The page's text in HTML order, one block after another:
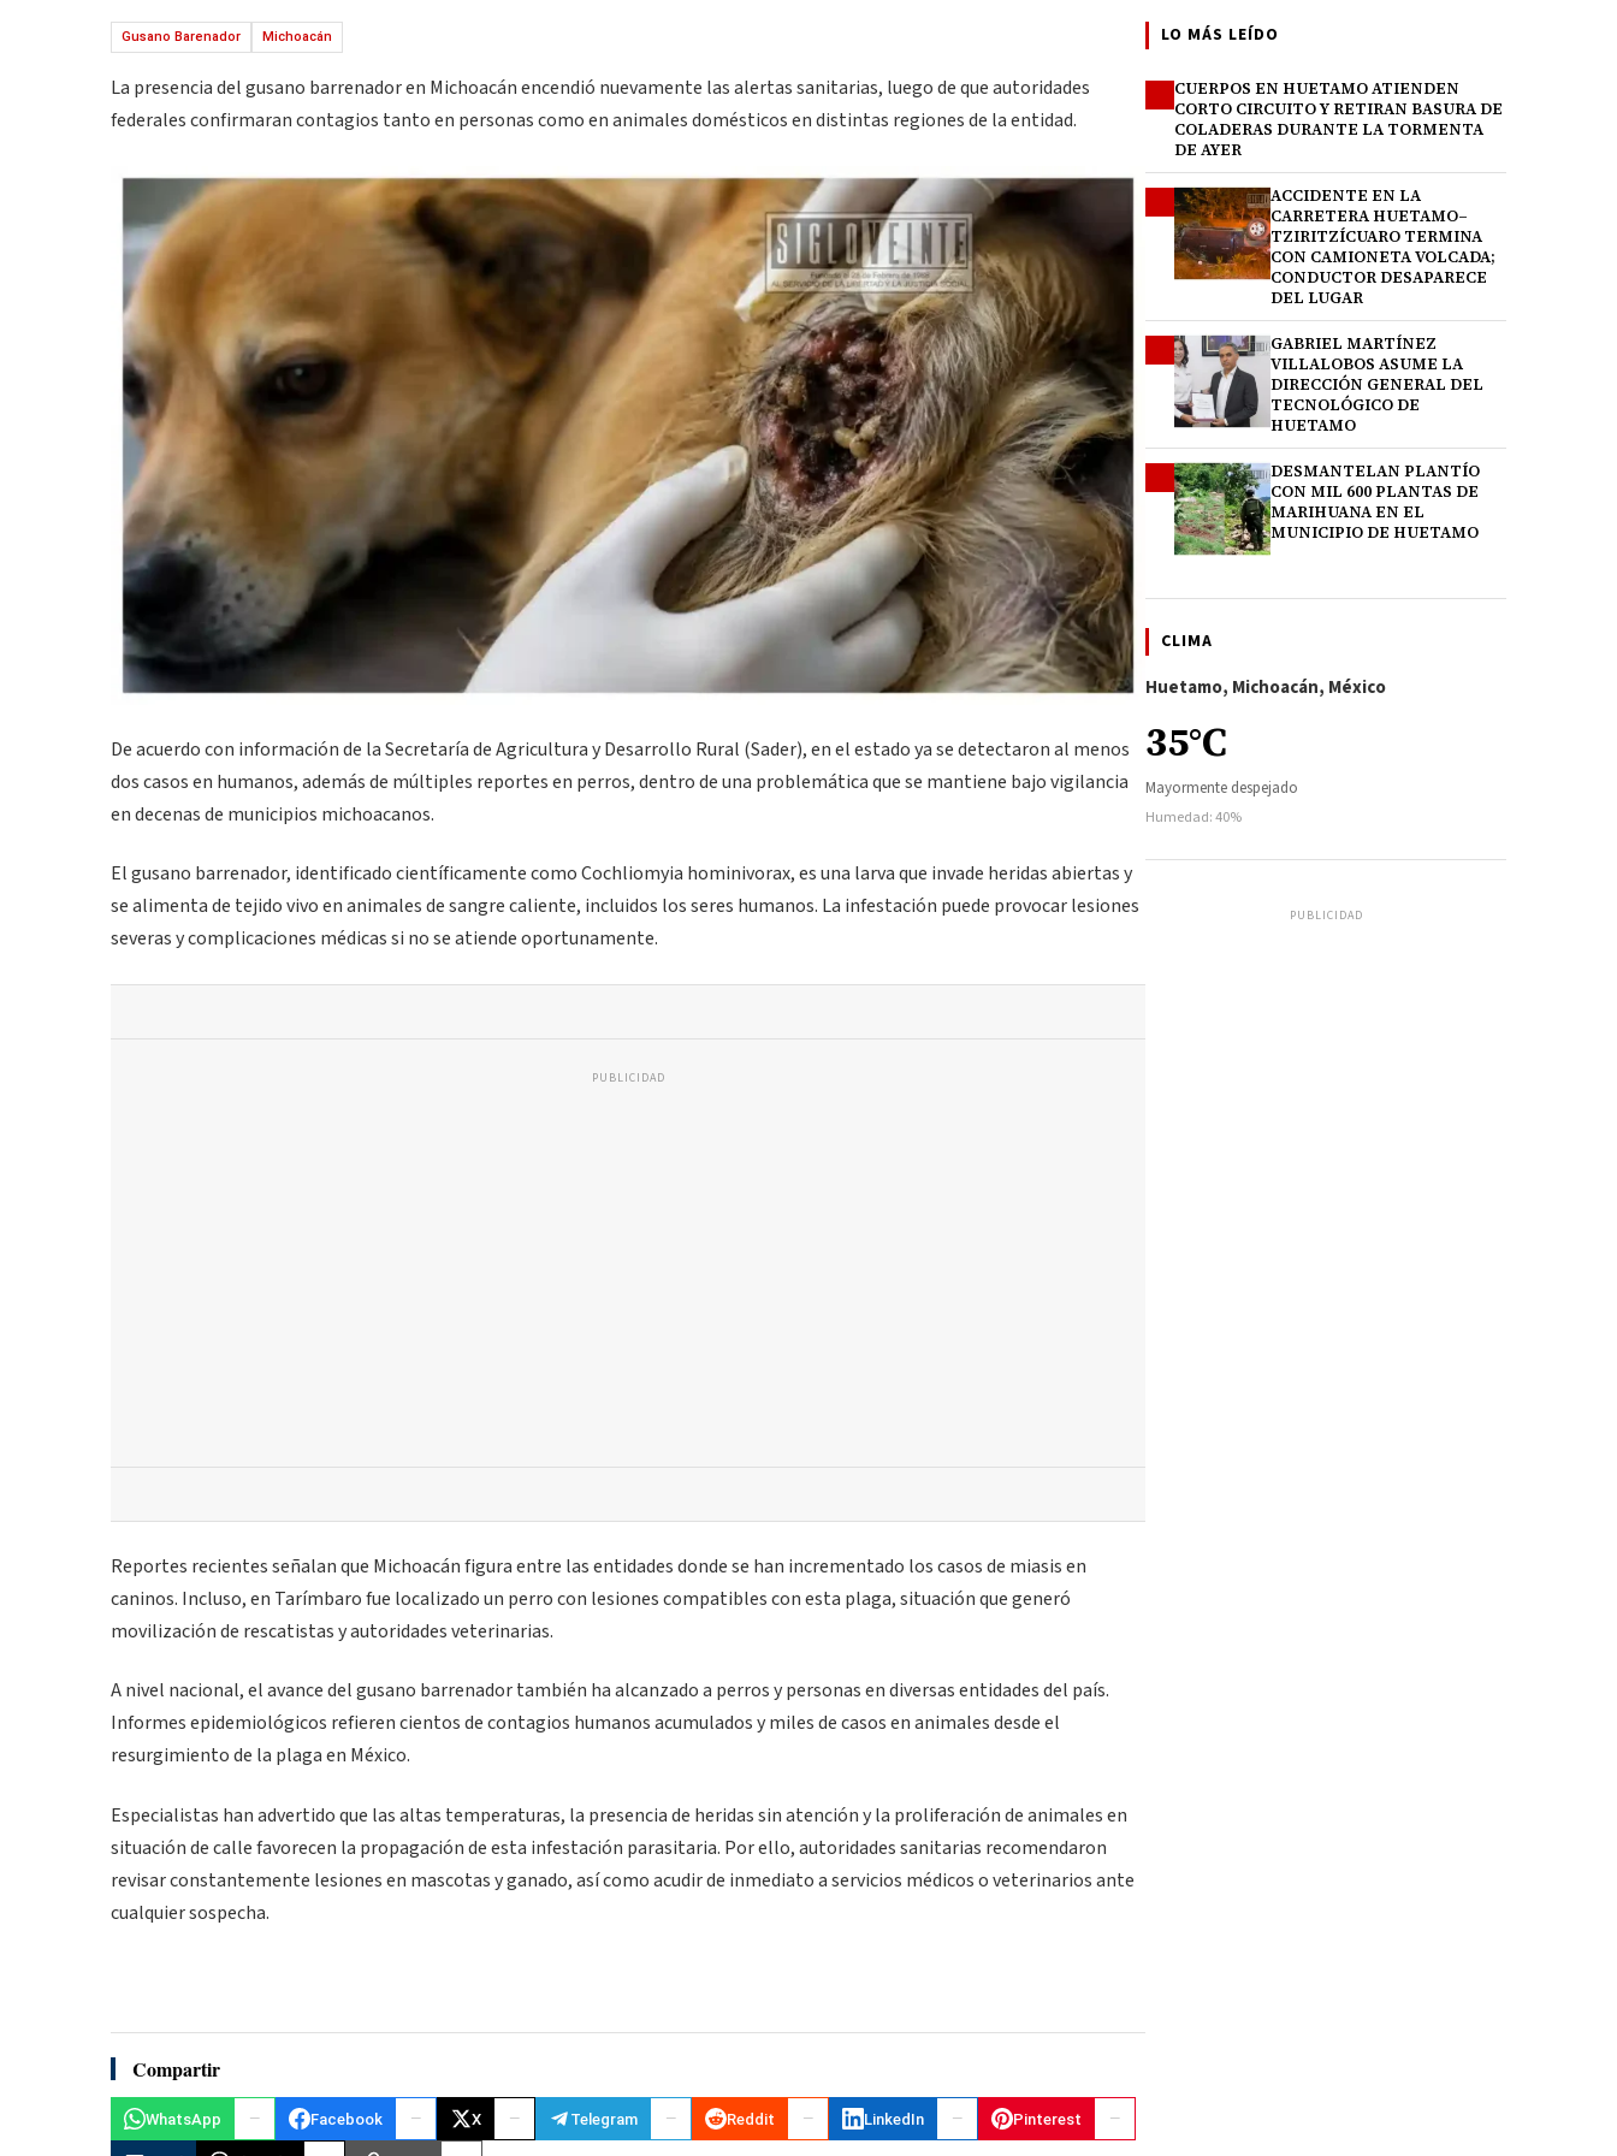
Gusano Barenador Michoacán
La presencia del gusano barrenador en Michoacán encendió nuevamente las alertas sanitarias, luego de que autoridades
federales confirmaran contagios tanto en personas como en animales domésticos en distintas regiones de la entidad.
De acuerdo con información de la Secretaría de Agricultura y Desarrollo Rural (Sader), en el estado ya se detectaron al menos
dos casos en humanos, además de múltiples reportes en perros, dentro de una problemática que se mantiene bajo vigilancia
en decenas de municipios michoacanos.
El gusano barrenador, identificado científicamente como Cochliomyia hominivorax, es una larva que invade heridas abiertas y
se alimenta de tejido vivo en animales de sangre caliente, incluidos los seres humanos. La infestación puede provocar lesiones
severas y complicaciones médicas si no se atiende oportunamente.
PUBLICIDAD
Reportes recientes señalan que Michoacán figura entre las entidades donde se han incrementado los casos de miasis en
caninos. Incluso, en Tarímbaro fue localizado un perro con lesiones compatibles con esta plaga, situación que generó
movilización de rescatistas y autoridades veterinarias.
A nivel nacional, el avance del gusano barrenador también ha alcanzado a perros y personas en diversas entidades del país.
Informes epidemiológicos refieren cientos de contagios humanos acumulados y miles de casos en animales desde el
resurgimiento de la plaga en México.
Especialistas han advertido que las altas temperaturas, la presencia de heridas sin atención y la proliferación de animales en
situación de calle favorecen la propagación de esta infestación parasitaria. Por ello, autoridades sanitarias recomendaron
revisar constantemente lesiones en mascotas y ganado, así como acudir de inmediato a servicios médicos o veterinarios ante
cualquier sospecha.
Compartir
WhatsApp Facebook X Telegram Reddit LinkedIn Pinterest
LO MÁS LEÍDO
CUERPOS EN HUETAMO ATIENDEN
CORTO CIRCUITO Y RETIRAN BASURA DE
COLADERAS DURANTE LA TORMENTA
DE AYER
ACCIDENTE EN LA
CARRETERA HUETAMO–
TZIRITZÍCUARO TERMINA
CON CAMIONETA VOLCADA;
CONDUCTOR DESAPARECE
DEL LUGAR
GABRIEL MARTÍNEZ
VILLALOBOS ASUME LA
DIRECCIÓN GENERAL DEL
TECNOLÓGICO DE
HUETAMO
DESMANTELAN PLANTÍO
CON MIL 600 PLANTAS DE
MARIHUANA EN EL
MUNICIPIO DE HUETAMO
CLIMA
Huetamo, Michoacán, México
35°C
Mayormente despejado
Humedad: 40%
PUBLICIDAD